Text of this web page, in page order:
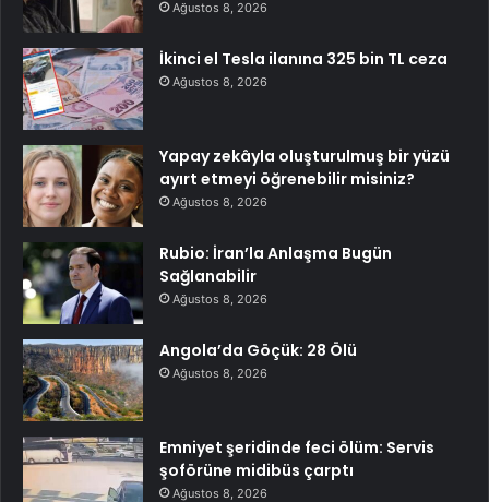
Ağustos 8, 2026
İkinci el Tesla ilanına 325 bin TL ceza
Ağustos 8, 2026
Yapay zekâyla oluşturulmuş bir yüzü
ayırt etmeyi öğrenebilir misiniz?
Ağustos 8, 2026
Rubio: İran’la Anlaşma Bugün
Sağlanabilir
Ağustos 8, 2026
Angola’da Göçük: 28 Ölü
Ağustos 8, 2026
Emniyet şeridinde feci ölüm: Servis
şoförüne midibüs çarptı
Ağustos 8, 2026